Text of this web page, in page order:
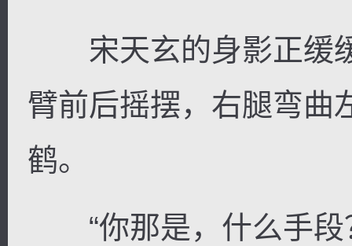
宋天玄的身影正缓
臂前后摇摆，右腿弯曲
鹤。
“你那是，什么手段